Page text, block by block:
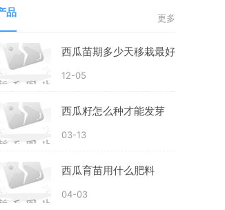
品 更多
西瓜苗期多少天移栽最好
12-05
西瓜籽怎么种才能发芽
03-13
西瓜育苗用什么肥料
04-03